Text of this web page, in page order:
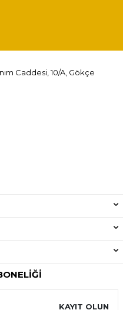
Caddesi, 10/A, Gökçe
KAYIT OLUN